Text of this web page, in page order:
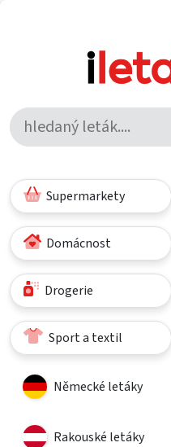
Supermarkety
Domácnost
Drogerie
Sport a textil
Německé letáky
Rakouské letáky